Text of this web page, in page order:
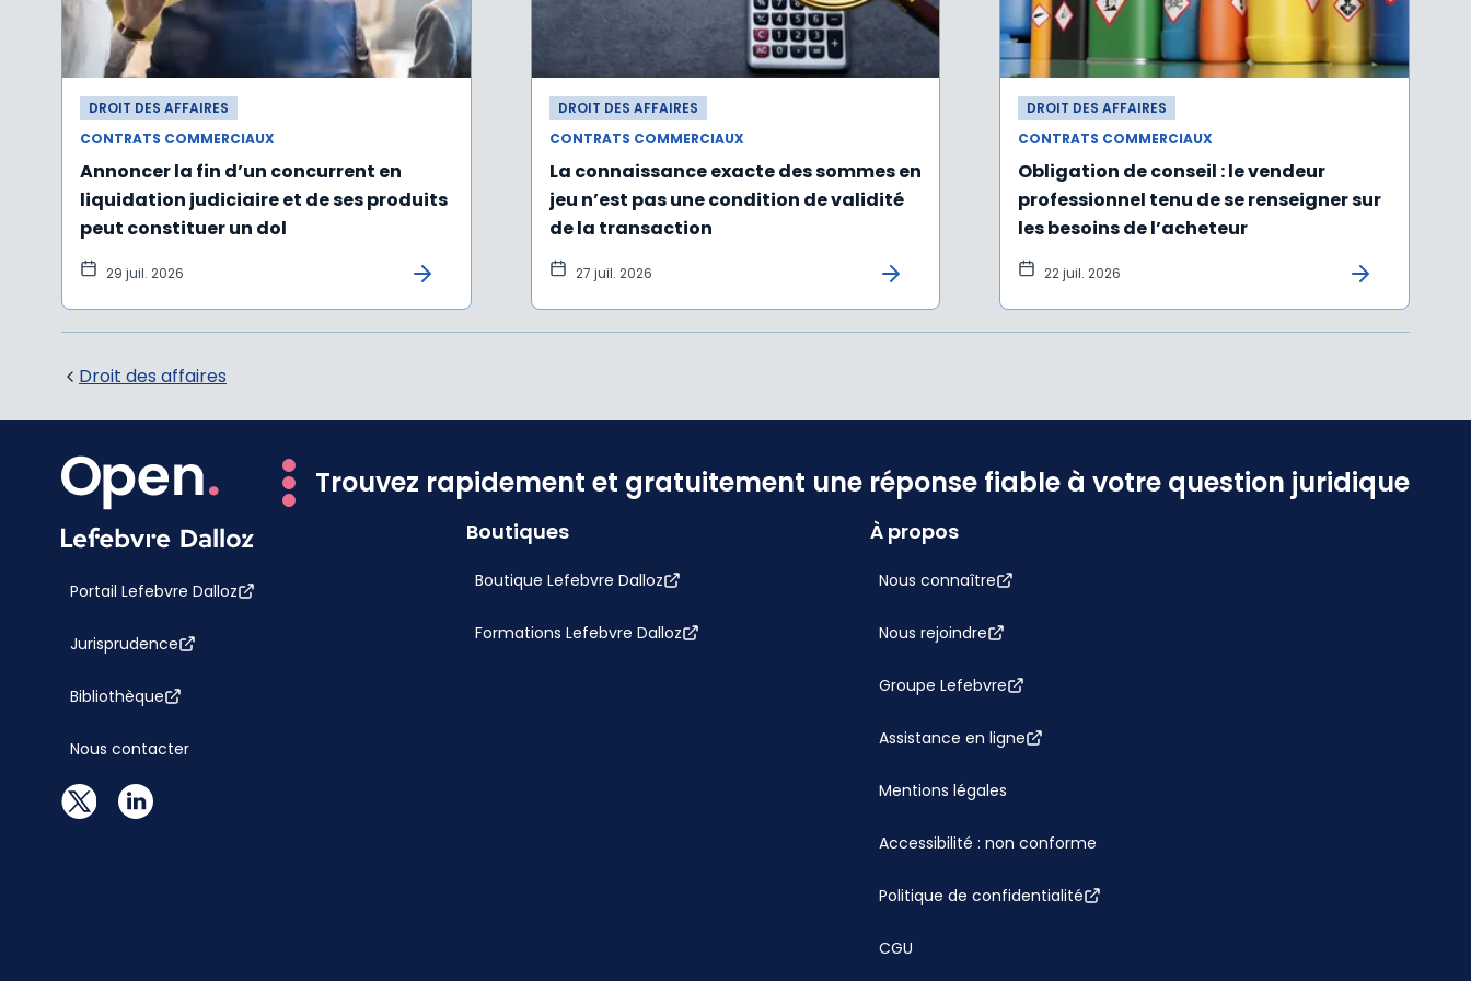
DROIT DES AFFAIRES
CONTRATS COMMERCIAUX
Annoncer la fin d’un concurrent en
liquidation judiciaire et de ses produits
peut constituer un dol
29 juil. 2026
DROIT DES AFFAIRES
CONTRATS COMMERCIAUX
La connaissance exacte des sommes en
jeu n’est pas une condition de validité
de la transaction
27 juil. 2026
DROIT DES AFFAIRES
CONTRATS COMMERCIAUX
Obligation de conseil : le vendeur
professionnel tenu de se renseigner sur
les besoins de l’acheteur
22 juil. 2026
Droit des affaires
Trouvez rapidement et gratuitement une réponse fiable à votre question juridique
Portail Lefebvre Dalloz
Jurisprudence
Bibliothèque
Nous contacter
Boutiques
Boutique Lefebvre Dalloz
Formations Lefebvre Dalloz
À propos
Nous connaître
Nous rejoindre
Groupe Lefebvre
Assistance en ligne
Mentions légales
Accessibilité : non conforme
Politique de confidentialité
CGU